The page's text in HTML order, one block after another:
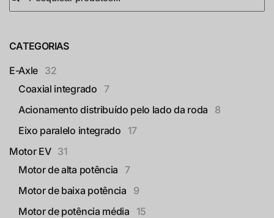
CATEGORIAS
E-Axle 32
Coaxial integrado
7
Acionamento distribuído pelo lado da roda
8
Eixo paralelo integrado
17
Motor EV 31
Motor de alta potência
7
Motor de baixa potência
9
Motor de potência média
15